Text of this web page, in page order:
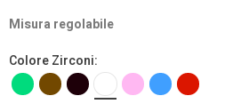
Misura regolabile
Colore Zirconi